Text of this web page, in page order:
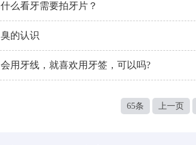
么看牙需要拍牙片？
的认识
用牙线，就喜欢用牙签，可以吗?
65条 上一页